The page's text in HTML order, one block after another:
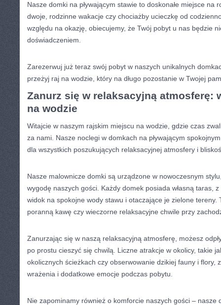
Nasze domki na pływającym stawie to doskonałe miejsce na
dwoje, rodzinne ‌wakacje czy chociażby ucieczkę od
względu na okazję, obiecujemy, że Twój pobyt u nas będzie
doświadczeniem.
Zarezerwuj⁢ już teraz swój pobyt w naszych unikalnych
przeżyj‍ raj na wodzie, który na długo pozostanie w Twojej
Zanurz się w relaksacyjną atmosferę:
na wodzie
Witajcie ​w naszym rajskim miejscu na wodzie,‍ gdzie czas
za nami. Nasze noclegi w domkach na‌ pływającym
dla wszystkich poszukujących relaksacyjnej ‍atmosfery i
Nasze malownicze⁤ domki są urządzone w nowoczesnym
wygodę naszych gości. Każdy domek posiada własną taras,
widok na spokojne wody stawu i otaczające je zielone tereny.
poranną kawę czy wieczorne relaksacyjne‌ chwile przy
Zanurzając się w naszą⁣ relaksacyjną ​atmosferę, możesz
po prostu cieszyć się chwilą. Liczne atrakcje w okolicy, takie
okolicznych ścieżkach czy obserwowanie dzikiej fauny i flory,
wrażenia i dodatkowe emocje podczas pobytu.
Nie zapominamy również o komforcie naszych gości – nasze